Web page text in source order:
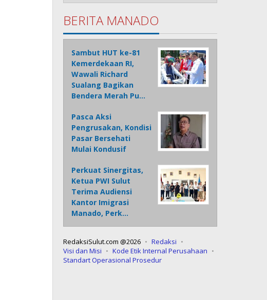
BERITA MANADO
Sambut HUT ke-81
Kemerdekaan RI,
Wawali Richard
Sualang Bagikan
Bendera Merah Pu…
Pasca Aksi
Pengrusakan, Kondisi
Pasar Bersehati
Mulai Kondusif
Perkuat Sinergitas,
Ketua PWI Sulut
Terima Audiensi
Kantor Imigrasi
Manado, Perk…
RedaksiSulut.com @2026
Redaksi
Visi dan Misi
Kode Etik Internal Perusahaan
Standart Operasional Prosedur